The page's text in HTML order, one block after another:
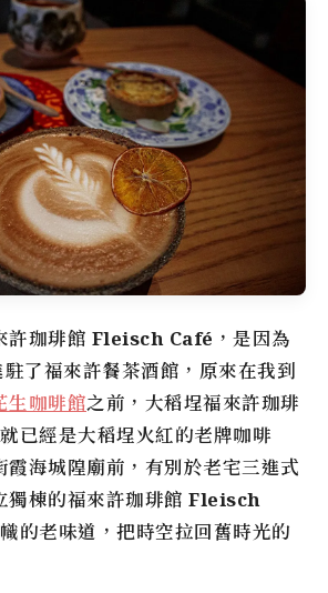
許珈琲館 Fleisch Café ，是因為
了福來許餐茶酒館，原來在我到
生咖啡館之前， 大稻埕福來許珈琲
就已經是大稻埕火紅的老牌咖啡
霞海城隍廟前，有別於老宅三進式
獨棟的福來許珈琲館 Fleisch
的老味道，把時空拉回舊時光的